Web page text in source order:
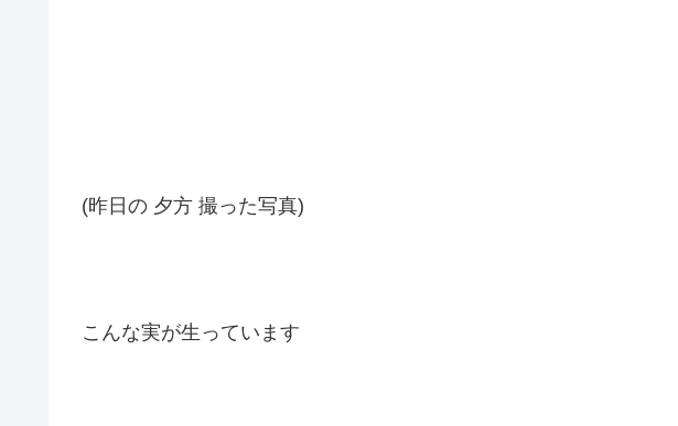
(昨日の 夕方 撮った写真)
こんな実が生っています